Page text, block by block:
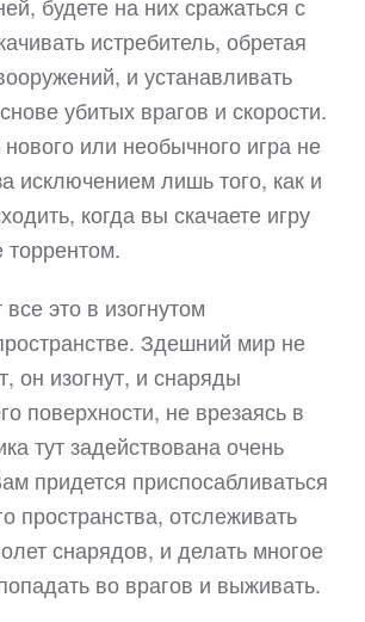
истребитель, обретая
и устанавливать
убитых врагов и скорости.
или необычного игра не
исключением лишь того, как и
когда вы скачаете игру
это в изогнутом
Здешний мир не
он изогнут, и снаряды
поверхности, не врезаясь в
тут задействована очень
придется приспосабливаться
пространства, отслеживать
снарядов, и делать многое
во врагов и выживать.